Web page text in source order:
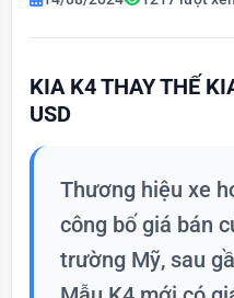
KIA K4 THAY THẾ
USD
Thương hiệu xe
công bố giá bán
trường Mỹ, sau